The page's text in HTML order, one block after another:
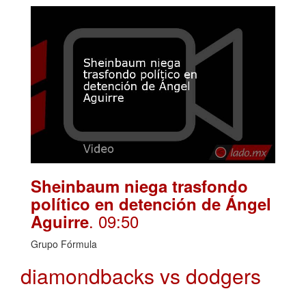
Sheinbaum niega trasfondo
político en detención de Ángel
Aguirre. 09:50
Grupo Fórmula
diamondbacks vs dodgers